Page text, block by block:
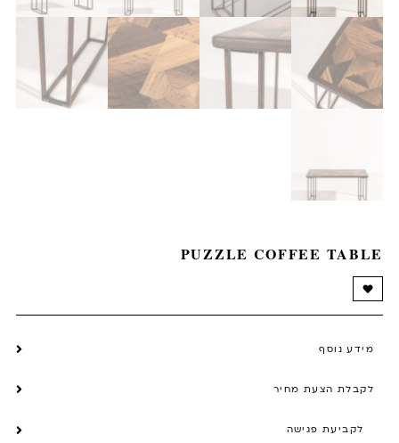
PUZZLE COFFEE TABLE
מידע נוסף
לקבלת הצעת מחיר
לקביעת פגישה